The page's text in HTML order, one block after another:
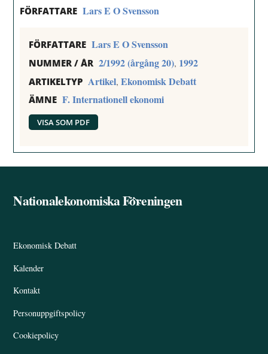
FÖRFATTARE Lars E O Svensson
FÖRFATTARE Lars E O Svensson
NUMMER / ÅR 2/1992 (årgång 20), 1992
ARTIKELTYP Artikel,Ekonomisk Debatt
ÄMNE F. Internationell ekonomi
VISA SOM PDF
Back
Nationalekonomiska Föreningen
Ekonomisk Debatt
Kalender
Kontakt
Personuppgiftspolicy
Cookiepolicy